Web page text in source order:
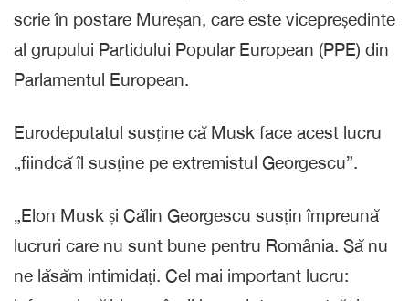
scrie în postare Mureșan, care este vicepreședinte
al grupului Partidului Popular European (PPE) din
Parlamentul European.
Eurodeputatul susține că Musk face acest lucru
„fiindcă îl susține pe extremistul Georgescu”.
„Elon Musk și Călin Georgescu susțin împreună
lucruri care nu sunt bune pentru România. Să nu
ne lăsăm intimidați. Cel mai important lucru: